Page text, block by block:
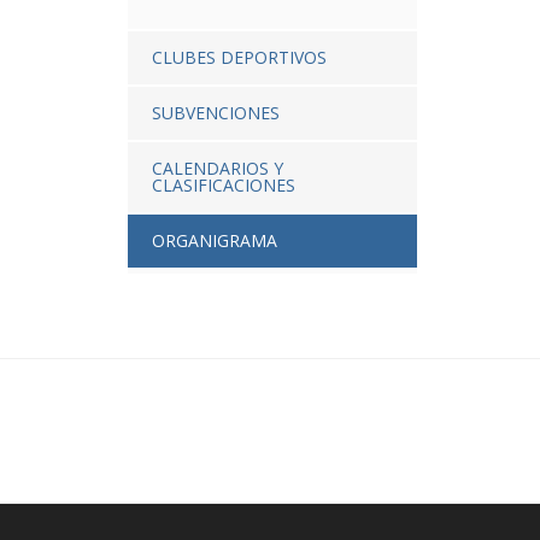
CLUBES DEPORTIVOS
SUBVENCIONES
CALENDARIOS Y
CLASIFICACIONES
ORGANIGRAMA